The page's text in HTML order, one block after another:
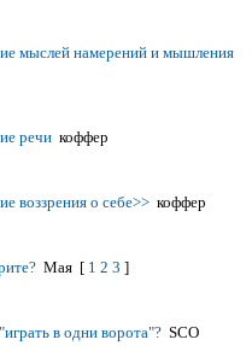
мыслей намерений и мышления
речи коффер
воззрения о себе>> коффер
Мая [ 1 2 3 ]
в одни ворота"? SCO